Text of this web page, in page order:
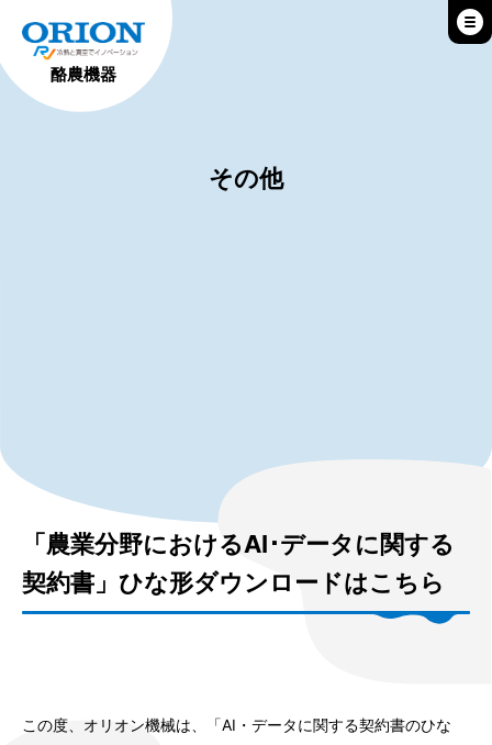
酪農機器
その他
「農業分野におけるAI･データに関する
契約書」ひな形ダウンロードはこちら
この度、オリオン機械は、「AI・データに関する契約書のひな